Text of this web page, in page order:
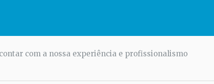
com a nossa experiência e profissionalismo